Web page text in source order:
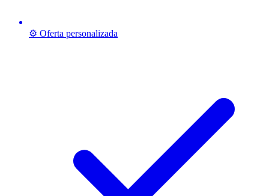
⚙️ Oferta personalizada